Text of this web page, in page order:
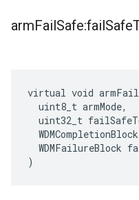
armFailSafe:failSafe
virtual void
  uint8_t armMode,
uint32_t
WDMFailureBlock
)